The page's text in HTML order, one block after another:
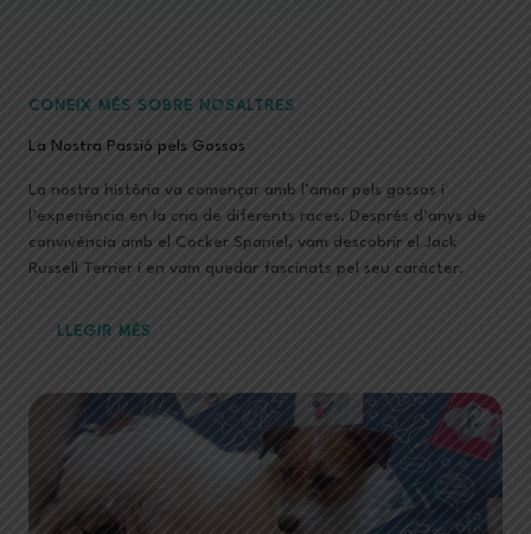
CONEIX MÉS SOBRE NOSALTRES
La Nostra Passió pels Gossos
La nostra història va començar amb l’amor pels gossos i
l’experiència en la cria de diferents races. Després d’anys de
convivència amb el Cocker Spaniel, vam descobrir el Jack
Russell Terrier i en vam quedar fascinats pel seu caràcter.
LLEGIR MÉS